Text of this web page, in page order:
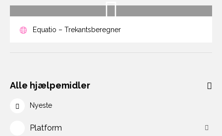
Equatio – Trekantsberegner
Alle hjælpemidler
Nyeste
Platform